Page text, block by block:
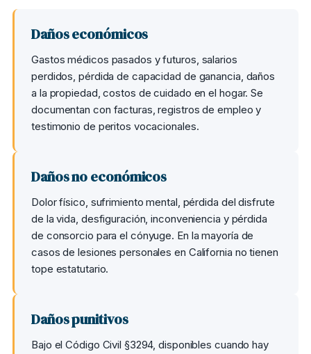
Daños económicos
Gastos médicos pasados y futuros, salarios
perdidos, pérdida de capacidad de ganancia, daños
a la propiedad, costos de cuidado en el hogar. Se
documentan con facturas, registros de empleo y
testimonio de peritos vocacionales.
Daños no económicos
Dolor físico, sufrimiento mental, pérdida del disfrute
de la vida, desfiguración, inconveniencia y pérdida
de consorcio para el cónyuge. En la mayoría de
casos de lesiones personales en California no tienen
tope estatutario.
Daños punitivos
Bajo el Código Civil §3294, disponibles cuando hay